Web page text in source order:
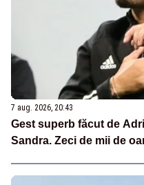
7 aug. 2026, 20:43
Gest superb făcut de
Sandra. Zeci de mii de